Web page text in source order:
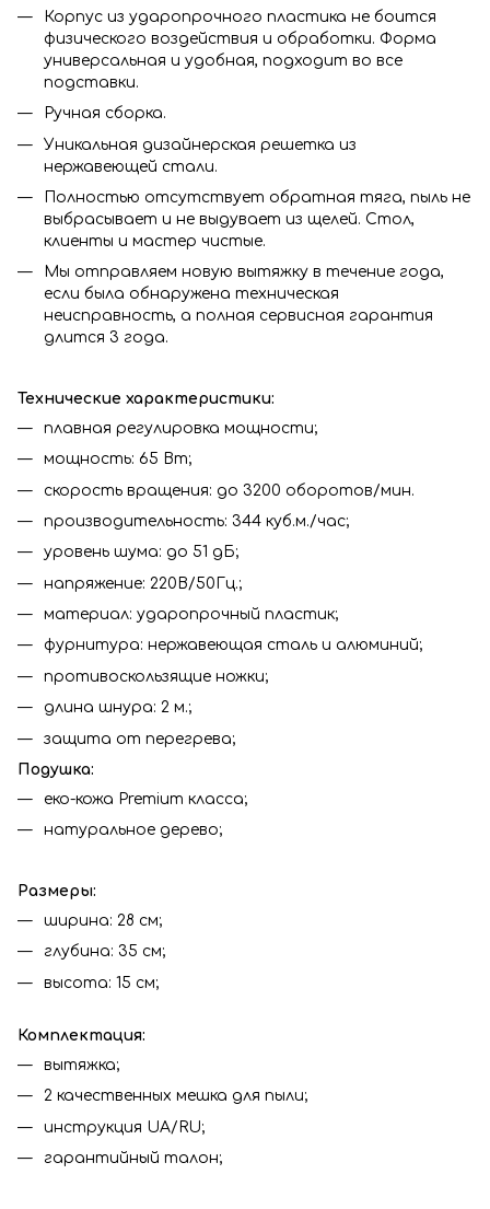
Корпус из ударопрочного пластика не боится
физического воздействия и обработки. Форма
универсальная и удобная, подходит во все
подставки.
Ручная сборка.
Уникальная дизайнерская решетка из
нержавеющей стали.
Полностью отсутствует обратная тяга, пыль не
выбрасывает и не выдувает из щелей. Стол,
клиенты и мастер чистые.
Мы отправляем новую вытяжку в течение года,
если была обнаружена техническая
неисправность, а полная сервисная гарантия
длится 3 года.
Технические характеристики:
плавная регулировка мощности;
мощность: 65 Вт;
скорость вращения: до 3200 оборотов/мин.
производительность: 344 куб.м./час;
уровень шума: до 51 дБ;
напряжение: 220В/50Гц.;
материал: ударопрочный пластик;
фурнитура: нержавеющая сталь и алюминий;
противоскользящие ножки;
длина шнура: 2 м.;
защита от перегрева;
Подушка:
еко-кожа Premium класса;
натуральное дерево;
Размеры:
ширина: 28 см;
глубина: 35 см;
высота: 15 см;
Комплектация:
вытяжка;
2 качественных мешка для пыли;
инструкция UA/RU;
гарантийный талон;